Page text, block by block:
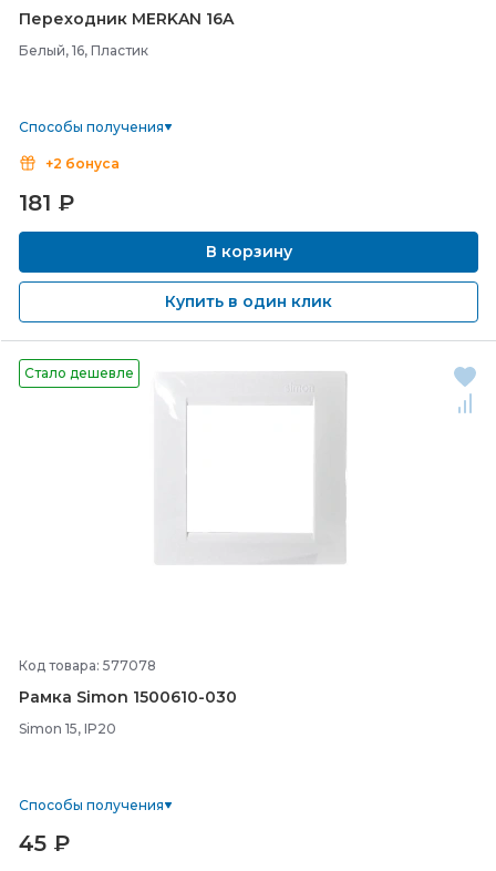
Переходник MERKAN 16A
Белый, 16, Пластик
Способы получения
+2 бонуса
181 ₽
В корзину
Купить в один клик
Стало дешевле
Код товара: 577078
Рамка Simon 1500610-030
Simon 15, IP20
Способы получения
45 ₽